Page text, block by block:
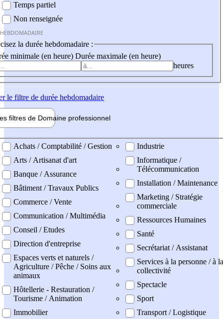
Temps partiel
Non renseignée
la durée hebdomadaire :
minimale (en heure) Durée maximale (en heure)
heures
le filtre de durée hebdomadaire
filtres de Domaine professionnel
professionel
Achats / Comptabilité / Gestion
Arts / Artisanat d'art
Banque / Assurance
Bâtiment / Travaux Publics
Commerce / Vente
Communication / Multimédia
Conseil / Etudes
Direction d'entreprise
Espaces verts et naturels /
Agriculture / Pêche / Soins aux
animaux
Hôtellerie - Restauration /
Tourisme / Animation
Immobilier
Industrie
Informatique /
Télécommunication
Installation / Maintenance
Marketing / Stratégie
commerciale
Ressources Humaines
Santé
Secrétariat / Assistanat
Services à la personne / à la
collectivité
Spectacle
Sport
Transport / Logistique